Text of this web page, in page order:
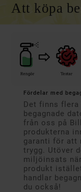
Att köpa
Fördelar med
Det finns
begagnade
från oss på
produkterna
garanti för att
trygg. Utöver
miljöinsats
produkt
handlar
du också!